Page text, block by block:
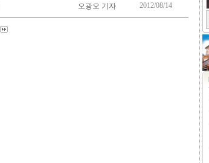
오광오 기자 2012/08/14